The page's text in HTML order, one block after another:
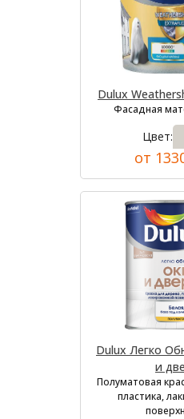
Dulux
Фасадная
Цвет:
от
Dulux Легко
и
Полуматовая
пластика,